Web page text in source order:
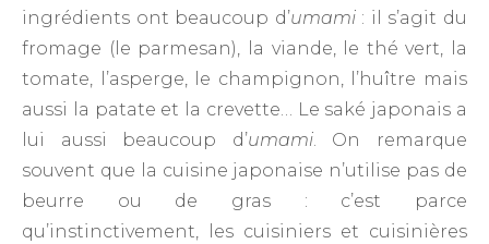
ingrédients ont beaucoup d’umami: il s’agit du
fromage (le parmesan), la viande, le thé vert, la
tomate, l’asperge, le champignon, l’huître mais
aussi la patate et la crevette… Le saké japonais a
lui aussi beaucoup d’umami. On remarque
souvent que la cuisine japonaise n’utilise pas de
beurre ou de gras : c’est parce
qu’instinctivement, les cuisiniers et cuisinières